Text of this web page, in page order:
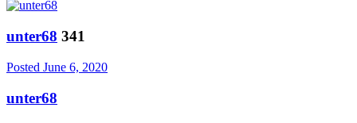
unter68 341
Posted June 6, 2020
unter68